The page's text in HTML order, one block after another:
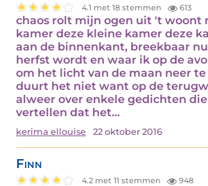
4.1 met 18 stemmen 613
chaos rolt mijn ogen uit 't woont
kamer deze kleine kamer deze
aan de binnenkant, breekbaar
herfst wordt en waar ik op de
om het licht van de maan neer
duurt het niet want op de
alweer over enkele gedichten
vertellen dat het…
kerima ellouise 22 oktober 2016
Finn
4.2 met 11 stemmen 948